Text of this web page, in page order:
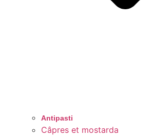
Antipasti
Câpres et mostarda